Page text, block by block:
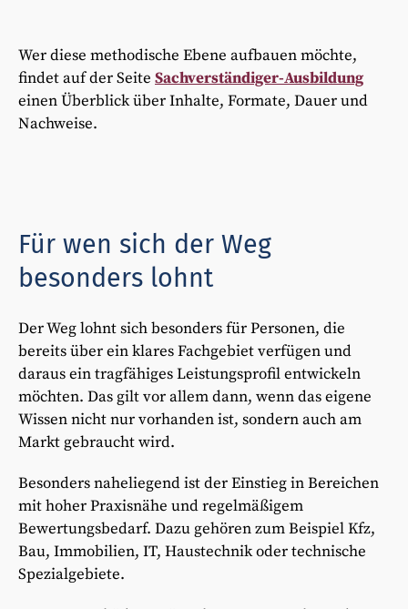
Wer diese methodische Ebene aufbauen möchte,
findet auf der Seite Sachverständiger-Ausbildung
einen Überblick über Inhalte, Formate, Dauer und
Nachweise.
Für wen sich der Weg
besonders lohnt
Der Weg lohnt sich besonders für Personen, die
bereits über ein klares Fachgebiet verfügen und
daraus ein tragfähiges Leistungsprofil entwickeln
möchten. Das gilt vor allem dann, wenn das eigene
Wissen nicht nur vorhanden ist, sondern auch am
Markt gebraucht wird.
Besonders naheliegend ist der Einstieg in Bereichen
mit hoher Praxisnähe und regelmäßigem
Bewertungsbedarf. Dazu gehören zum Beispiel Kfz,
Bau, Immobilien, IT, Haustechnik oder technische
Spezialgebiete.